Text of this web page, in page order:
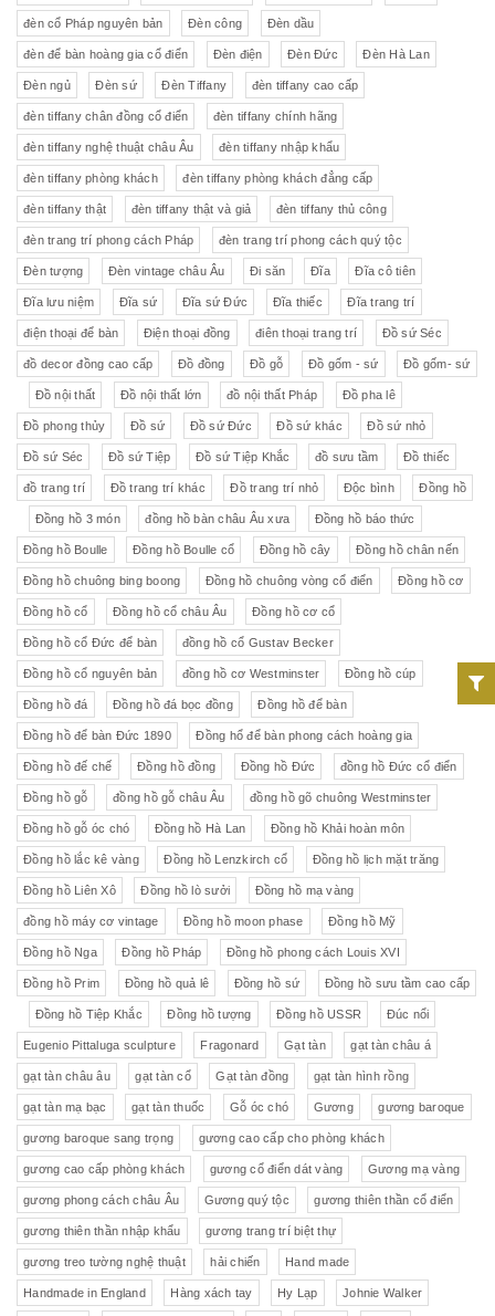
đèn cổ Pháp nguyên bản Đèn công Đèn dầu
đèn để bàn hoàng gia cổ điển Đèn điện Đèn Đức Đèn Hà Lan
Đèn ngủ Đèn sứ Đèn Tiffany đèn tiffany cao cấp
đèn tiffany chân đồng cổ điển đèn tiffany chính hãng
đèn tiffany nghệ thuật châu Âu đèn tiffany nhập khẩu
đèn tiffany phòng khách đèn tiffany phòng khách đẳng cấp
đèn tiffany thật đèn tiffany thật và giả đèn tiffany thủ công
đèn trang trí phong cách Pháp đèn trang trí phong cách quý tộc
Đèn tượng Đèn vintage châu Âu Đi săn Đĩa Đĩa cô tiên
Đĩa lưu niệm Đĩa sứ Đĩa sứ Đức Đĩa thiếc Đĩa trang trí
điện thoại để bàn Điện thoại đồng điên thoại trang trí Đồ sứ Séc
đồ decor đồng cao cấp Đồ đồng Đồ gỗ Đồ gốm - sứ Đồ gốm- sứ
Đồ nội thất Đồ nội thất lớn đồ nội thất Pháp Đồ pha lê
Đồ phong thủy Đồ sứ Đồ sứ Đức Đồ sứ khác Đồ sứ nhỏ
Đồ sứ Séc Đồ sứ Tiệp Đồ sứ Tiệp Khắc đồ sưu tầm Đồ thiếc
đồ trang trí Đồ trang trí khác Đồ trang trí nhỏ Độc bình Đồng hồ
Đồng hồ 3 món đồng hồ bàn châu Âu xưa Đồng hồ báo thức
Đồng hồ Boulle Đồng hồ Boulle cổ Đồng hồ cây Đồng hồ chân nến
Đồng hồ chuông bing boong Đồng hồ chuông vòng cổ điển Đồng hồ cơ
Đồng hồ cổ Đồng hồ cổ châu Âu Đồng hồ cơ cổ
Đồng hồ cổ Đức để bàn đồng hồ cổ Gustav Becker
Đồng hồ cổ nguyên bản đồng hồ cơ Westminster Đồng hồ cúp
Đồng hồ đá Đồng hồ đá bọc đồng Đồng hồ để bàn
Đồng hồ để bàn Đức 1890 Đồng hổ để bàn phong cách hoàng gia
Đồng hồ đế chế Đồng hồ đồng Đồng hồ Đức đồng hồ Đức cổ điển
Đồng hồ gỗ đồng hồ gỗ châu Âu đồng hồ gõ chuông Westminster
Đồng hồ gỗ óc chó Đồng hồ Hà Lan Đồng hồ Khải hoàn môn
Đồng hồ lắc kê vàng Đồng hồ Lenzkirch cổ Đồng hồ lịch mặt trăng
Đồng hồ Liên Xô Đồng hồ lò sưởi Đồng hồ mạ vàng
đồng hồ máy cơ vintage Đồng hồ moon phase Đồng hồ Mỹ
Đồng hồ Nga Đồng hồ Pháp Đồng hồ phong cách Louis XVI
Đồng hồ Prim Đồng hồ quả lê Đồng hồ sứ Đồng hồ sưu tầm cao cấp
Đồng hồ Tiệp Khắc Đồng hồ tượng Đồng hồ USSR Đúc nổi
Eugenio Pittaluga sculpture Fragonard Gạt tàn gạt tàn châu á
gạt tàn châu âu gạt tàn cổ Gạt tàn đồng gạt tàn hình rồng
gạt tàn mạ bạc gạt tàn thuốc Gỗ óc chó Gương gương baroque
gương baroque sang trọng gương cao cấp cho phòng khách
gương cao cấp phòng khách gương cổ điển dát vàng Gương mạ vàng
gương phong cách châu Âu Gương quý tộc gương thiên thần cổ điển
gương thiên thần nhập khẩu gương trang trí biệt thự
gương treo tường nghệ thuật hải chiến Hand made
Handmade in England Hàng xách tay Hy Lạp Johnie Walker